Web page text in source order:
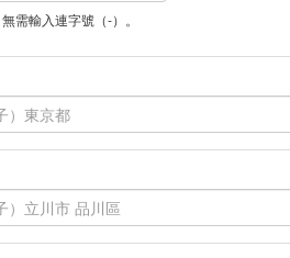
需輸入連字號（-）。